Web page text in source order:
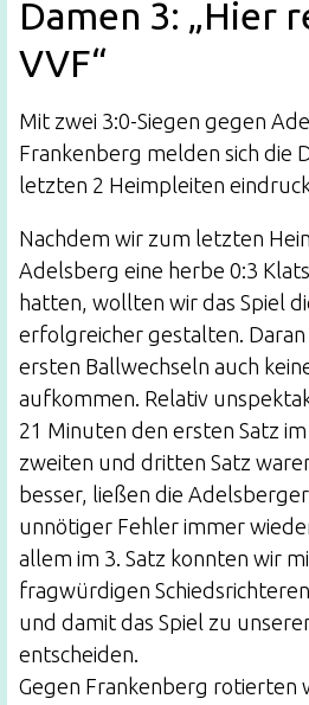
Damen 3: „Hier
VVF“
Mit zwei 3:0-Siegen gegen
Frankenberg melden sich die
letzten 2 Heimpleiten
Nachdem wir zum letzten
Adelsberg eine herbe 0:3
hatten, wollten wir das Spiel
erfolgreicher gestalten. Daran
ersten Ballwechseln auch
aufkommen. Relativ
21 Minuten den ersten Satz im
zweiten und dritten Satz
besser, ließen die
unnötiger Fehler immer
allem im 3. Satz konnten wir
fragwürdigen
und damit das Spiel zu
entscheiden.
Gegen Frankenberg rotierten